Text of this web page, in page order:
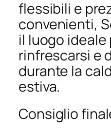
flessibili e
convenienti,
il luogo ideale
rinfrescarsi e
durante la
estiva.
Consiglio